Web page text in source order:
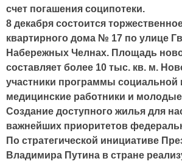
счет погашения соципотеки.
8 декабря состоится
квартирного дома № 17 по улице
Набережных Челнах. Площадь
составляет более 10 тыс. кв. м.
участники программы социальной
медицинские работники и молодые
Создание доступного жилья для
важнейших приоритетов
По стратегической инициативе
Владимира Путина в стране